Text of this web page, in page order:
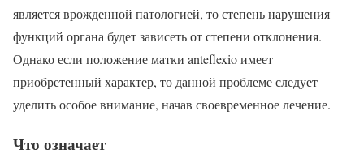
является врожденной патологией, то степень нарушения
функций органа будет зависеть от степени отклонения.
Однако если положение матки anteflexio имеет
приобретенный характер, то данной проблеме следует
уделить особое внимание, начав своевременное лечение.
Что означает